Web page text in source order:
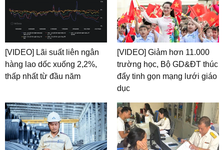
[VIDEO] Lãi suất liên ngân
hàng lao dốc xuống 2,2%,
thấp nhất từ đầu năm
[VIDEO] Giảm hơn 11.000
trường học, Bộ GD&ĐT thúc
đẩy tinh gọn mạng lưới giáo
dục